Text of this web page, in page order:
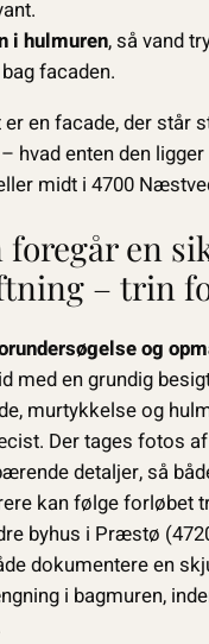
i hulmuren, så vand
facaden.
er en facade, der står
hvad enten den
midt i 4700
foregår en
– trin
og
med en grundig
murtykkelse og
Der tages fotos
detaljer, så
kan følge forløbet
byhus i Præstø
dokumentere en
i bagmuren,